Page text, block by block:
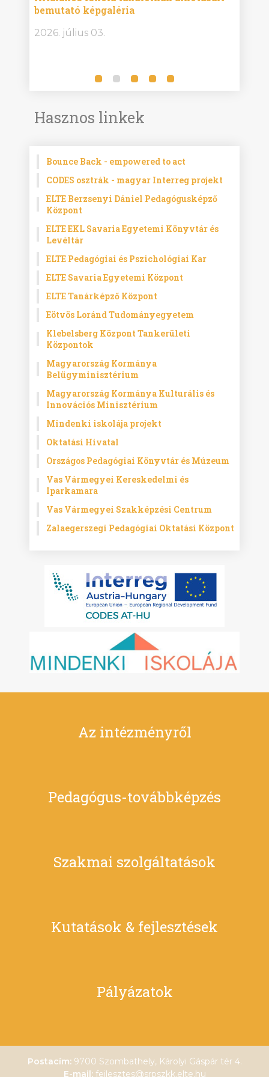
bemutató képgaléria
2026. július 03.
Hasznos linkek
Bounce Back - empowered to act
CODES osztrák - magyar Interreg projekt
ELTE Berzsenyi Dániel Pedagógusképző
Központ
ELTE EKL Savaria Egyetemi Könyvtár és
Levéltár
ELTE Pedagógiai és Pszichológiai Kar
ELTE Savaria Egyetemi Központ
ELTE Tanárképző Központ
Eötvös Loránd Tudományegyetem
Klebelsberg Központ Tankerületi
Központok
Magyarország Kormánya
Belügyminisztérium
Magyarország Kormánya Kulturális és
Innovációs Minisztérium
Mindenki iskolája projekt
Oktatási Hivatal
Országos Pedagógiai Könyvtár és Múzeum
Vas Vármegyei Kereskedelmi és
Iparkamara
Vas Vármegyei Szakképzési Centrum
Zalaegerszegi Pedagógiai Oktatási Központ
Az intézményről
Pedagógus-továbbképzés
Szakmai szolgáltatások
Kutatások & fejlesztések
Pályázatok
Postacím: 9700 Szombathely, Károlyi Gáspár tér 4.
E-mail: fejlesztes@srpszkk.elte.hu